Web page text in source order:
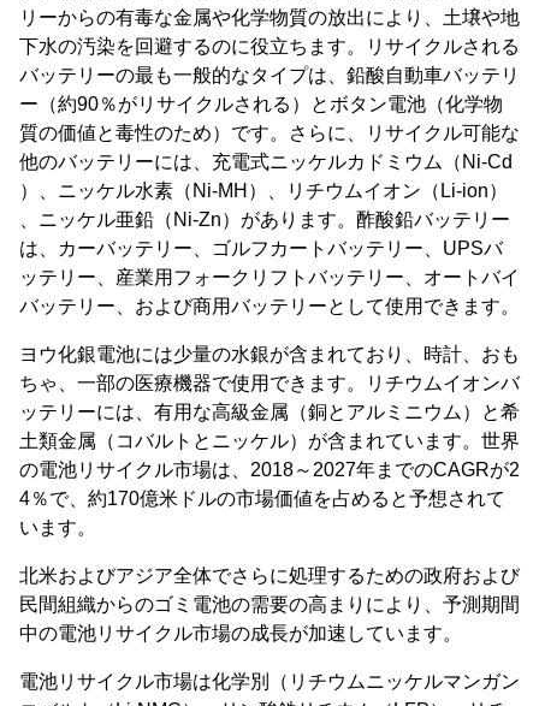
リーからの有毒な金属や化学物質の放出により、土壌や地
下水の汚染を回避するのに役立ちます。リサイクルされる
バッテリーの最も一般的なタイプは、鉛酸自動車バッテリ
ー（約90％がリサイクルされる）とボタン電池（化学物
質の価値と毒性のため）です。さらに、リサイクル可能な
他のバッテリーには、充電式ニッケルカドミウム（Ni-Cd
）、ニッケル水素（Ni-MH）、リチウムイオン（Li-ion）
、ニッケル亜鉛（Ni-Zn）があります。酢酸鉛バッテリー
は、カーバッテリー、ゴルフカートバッテリー、UPSバ
ッテリー、産業用フォークリフトバッテリー、オートバイ
バッテリー、および商用バッテリーとして使用できます。
ヨウ化銀電池には少量の水銀が含まれており、時計、おも
ちゃ、一部の医療機器で使用できます。リチウムイオンバ
ッテリーには、有用な高級金属（銅とアルミニウム）と希
土類金属（コバルトとニッケル）が含まれています。世界
の電池リサイクル市場は、2018～2027年までのCAGRが2
4％で、約170億米ドルの市場価値を占めると予想されて
います。
北米およびアジア全体でさらに処理するための政府および
民間組織からのゴミ電池の需要の高まりにより、予測期間
中の電池リサイクル市場の成長が加速しています。
電池リサイクル市場は化学別（リチウムニッケルマンガン